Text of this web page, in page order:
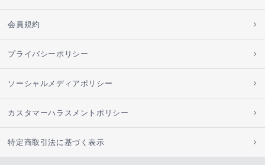
会員規約
プライバシーポリシー
ソーシャルメディアポリシー
カスタマーハラスメントポリシー
特定商取引法に基づく表示